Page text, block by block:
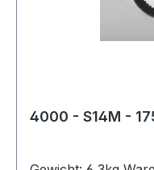
4000 - S14M -